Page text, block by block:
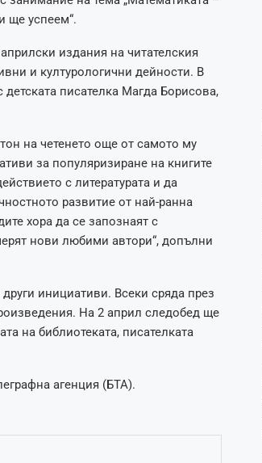
ще успеем“.
издания на читателския
и културологични дейности. В
писателка Магда Борисова,
на четенето още от самото му
за популяризиране на книгите
с литературата и да
развитие от най-ранна
хора да се запознаят с
нови любими автори“, допълни
инициативи. Всеки сряда през
На 2 април следобед ще
на библиотеката, писателката
агенция (БТА).